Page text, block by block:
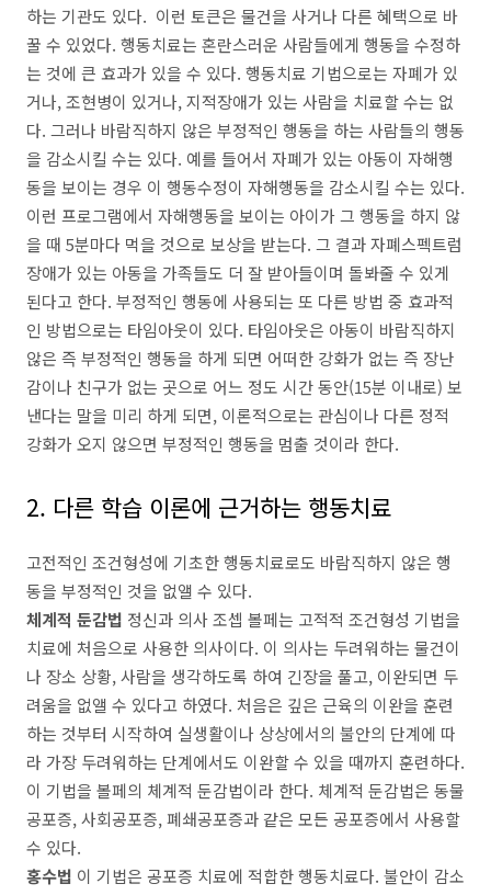
하는 기관도 있다. 이런 토큰은 물건을 사거나 다른 혜택으로 바
꿀 수 있었다. 행동치료는 혼란스러운 사람들에게 행동을 수정하
는 것에 큰 효과가 있을 수 있다. 행동치료 기법으로는 자폐가 있
거나, 조현병이 있거나, 지적장애가 있는 사람을 치료할 수는 없
다. 그러나 바람직하지 않은 부정적인 행동을 하는 사람들의 행동
을 감소시킬 수는 있다. 예를 들어서 자폐가 있는 아동이 자해행
동을 보이는 경우 이 행동수정이 자해행동을 감소시킬 수는 있다.
이런 프로그램에서 자해행동을 보이는 아이가 그 행동을 하지 않
을 때 5분마다 먹을 것으로 보상을 받는다. 그 결과 자폐스펙트럼
장애가 있는 아동을 가족들도 더 잘 받아들이며 돌봐줄 수 있게
된다고 한다. 부정적인 행동에 사용되는 또 다른 방법 중 효과적
인 방법으로는 타임아웃이 있다. 타임아웃은 아동이 바람직하지
않은 즉 부정적인 행동을 하게 되면 어떠한 강화가 없는 즉 장난
감이나 친구가 없는 곳으로 어느 정도 시간 동안(15분 이내로) 보
낸다는 말을 미리 하게 되면, 이론적으로는 관심이나 다른 정적
강화가 오지 않으면 부정적인 행동을 멈출 것이라 한다.
2. 다른 학습 이론에 근거하는 행동치료
고전적인 조건형성에 기초한 행동치료로도 바람직하지 않은 행
동을 부정적인 것을 없앨 수 있다.
체계적 둔감법 정신과 의사 조셉 볼페는 고적적 조건형성 기법을
치료에 처음으로 사용한 의사이다. 이 의사는 두려워하는 물건이
나 장소 상황, 사람을 생각하도록 하여 긴장을 풀고, 이완되면 두
려움을 없앨 수 있다고 하였다. 처음은 깊은 근육의 이완을 훈련
하는 것부터 시작하여 실생활이나 상상에서의 불안의 단계에 따
라 가장 두려워하는 단계에서도 이완할 수 있을 때까지 훈련하다.
이 기법을 볼페의 체계적 둔감법이라 한다. 체계적 둔감법은 동물
공포증, 사회공포증, 폐쇄공포증과 같은 모든 공포증에서 사용할
수 있다.
홍수법 이 기법은 공포증 치료에 적합한 행동치료다. 불안이 감소